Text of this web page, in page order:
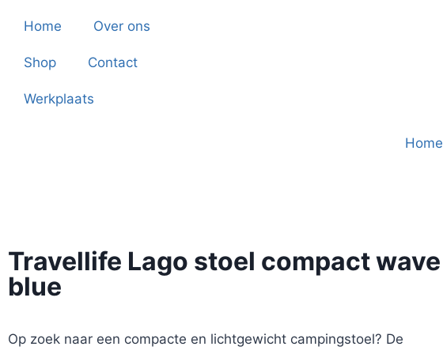
Home Over ons
Shop Contact
Werkplaats
Home
Travellife Lago stoel compact wave
blue
Op zoek naar een compacte en lichtgewicht campingstoel? De